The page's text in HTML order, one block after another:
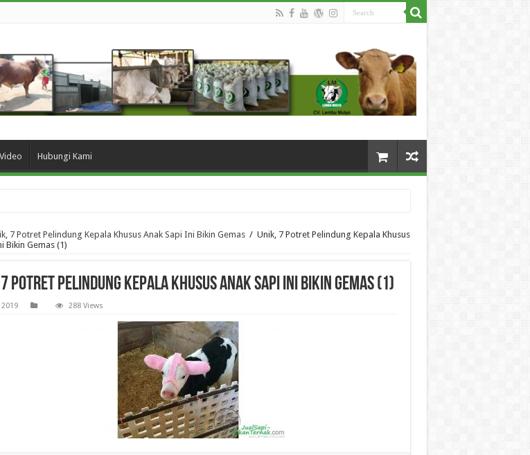
Video Hubungi Kami
7 Potret Pelindung Kepala Khusus Anak Sapi Ini Bikin Gemas / Unik, 7 Potret Pelindung Kepala Khusus
Bikin Gemas (1)
Potret Pelindung Kepala Khusus Anak Sapi Ini Bikin Gemas (1)
2019 288 Views